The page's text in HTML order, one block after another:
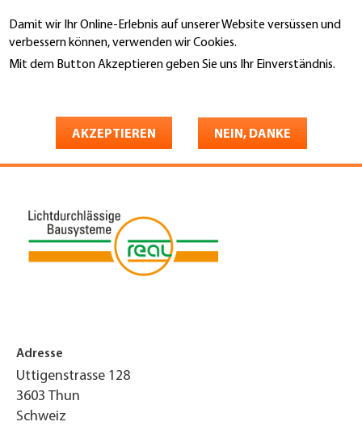
Damit wir Ihr Online-Erlebnis auf unserer Website versüssen und
verbessern können, verwenden wir Cookies.
Mit dem Button Akzeptieren geben Sie uns Ihr Einverständnis.
AKZEPTIEREN NEIN, DANKE
zum
Inhalt
Real AG Bausysteme
Adresse
Uttigenstrasse 128
3603 Thun
Schweiz